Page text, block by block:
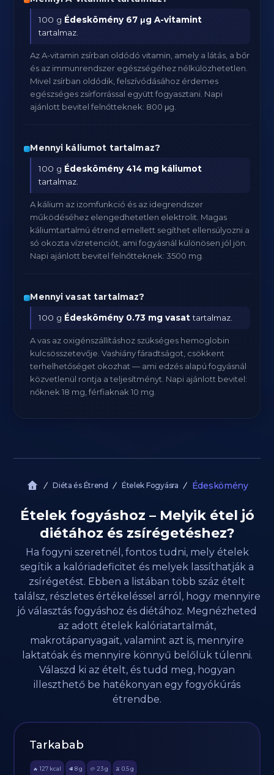
100 g Édeskömény 67 μg A-vitamint
tartalmaz.
Az A-vitamin zsírban oldódó vitamin, amely a látás, a bőr
és az immunrendszer egészségéhez nélkülözhetetlen.
Mivel zsírban oldódik, felszívódásához érdemes
egészséges zsírforrással együtt fogyasztani. Napi
ajánlott bevitel felnőtteknek: 800 μg.
Mennyi káliumot tartalmaz?
100 g Édeskömény 414 mg káliumot
tartalmaz.
A kálium az izomfunkció és az idegrendszer
működéséhez elengedhetetlen elektrolit. Magas
káliumtartalmú étrend emellett segíthet ellensúlyozni a
só okozta vízretenciót, ami fogyásnál különösen jól jön.
Napi ajánlott bevitel felnőtteknek: 3500 mg.
Mennyi vasat tartalmaz?
100 g Édeskömény 0.73 mg vasattartalmaz.
A vas az oxigénszállításhoz szükséges hemoglobin
kulcsösszetevője. Vashiány fáradtságot, csökkent
terhelhetőséget okozhat — ami edzés alapú fogyásnál
közvetlenül rontja a teljesítményt. Napi ajánlott bevitel:
nőknek 18 mg, férfiaknak 10 mg.
Diéta és Étrend Ételek Fogyásra Édeskömény
Ételek fogyáshoz – Melyik étel jó
diétához és zsírégetéshez?
Ha fogyni szeretnél, fontos tudni, mely ételek
segítik a kalóriadeficitet és melyek lassíthatják a
zsírégetést. Ebben a listában több száz ételt
találsz, részletes értékeléssel arról, hogy mennyire
jó választás fogyáshoz és diétához. Megnézheted
az adott ételek kalóriatartalmát,
makrotápanyagait, valamint azt is, mennyire
laktatóak és mennyire könnyű belőlük túlenni.
Válaszd ki az ételt, és tudd meg, hogyan
illeszthető be hatékonyan egy fogyókúrás
étrendbe.
Tarkabab
🔥 127 kcal 🥩 8 g 🥔 23g 🫒 0.5 g